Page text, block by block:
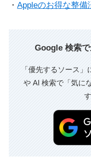
・ Appleのお得な整備
Google 検索
「優先するソース
や AI 検索で「気に